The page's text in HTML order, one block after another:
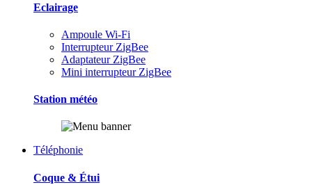
Eclairage
Ampoule Wi-Fi
Interrupteur ZigBee
Adaptateur ZigBee
Mini interrupteur ZigBee
Station météo
Téléphonie
Coque & Étui